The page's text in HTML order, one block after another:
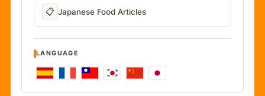
📋 Japanese Food Articles
LANGUAGE